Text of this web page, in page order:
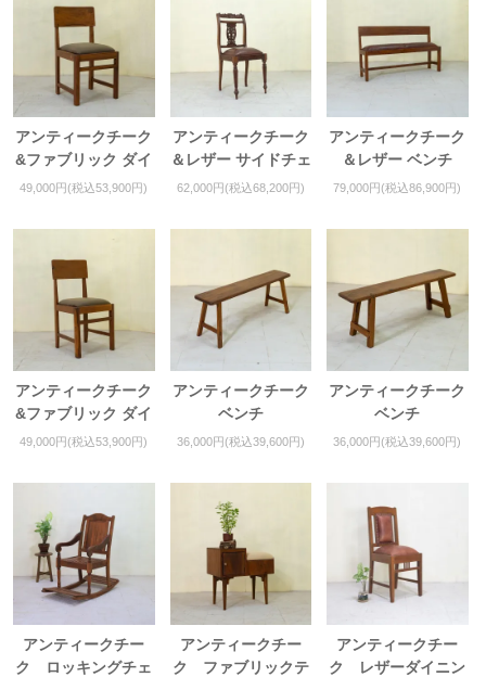
アンティークチーク
&ファブリック ダイ
ニングチェア
49,000円(税込53,900円)
アンティークチーク
＆レザー サイドチェ
ア
62,000円(税込68,200円)
アンティークチーク
＆レザー ベンチ
79,000円(税込86,900円)
アンティークチーク
&ファブリック ダイ
ニングチェア
49,000円(税込53,900円)
アンティークチーク
ベンチ
36,000円(税込39,600円)
アンティークチーク
ベンチ
36,000円(税込39,600円)
アンティークチー
ク ロッキングチェ
アンティークチー
ク ファブリックテ
アンティークチー
ク レザーダイニン